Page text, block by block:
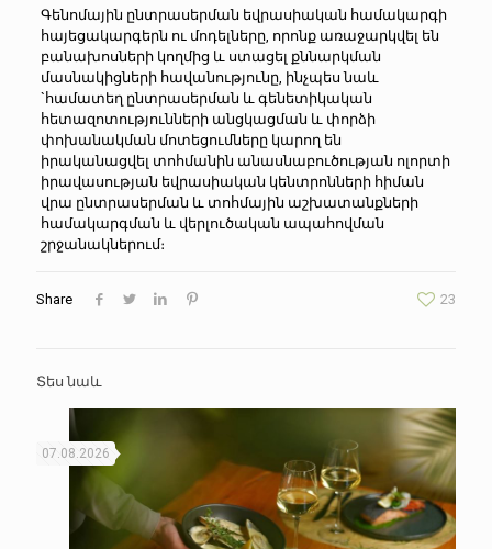
Գենոմային ընտրասերման եվրասիական համակարգի
հայեցակարգերն ու մոդելները, որոնք առաջարկվել են
բանախոսների կողմից և ստացել քննարկման
մասնակիցների հավանությունը, ինչպես նաև
`համատեղ ընտրասերման և գենետիկական
հետազոտությունների անցկացման և փորձի
փոխանակման մոտեցումները կարող են
իրականացվել տոհմանին անասնաբուծության ոլորտի
իրավասության եվրասիական կենտրոնների հիման
վրա ընտրասերման և տոհմային աշխատանքների
համակարգման և վերլուծական ապահովման
շրջանակներում։
Share 23
Տես նաև
07.08.2026